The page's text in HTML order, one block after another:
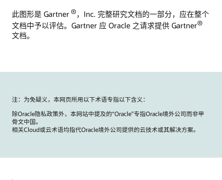
此图形是 Gartner ®，Inc. 完整研究文档的一部分，应在整个
文档中予以评估。Gartner 应 Oracle 之请求提供 Gartner®
文档。
注：为免疑义，本网页所用以下术语专指以下含义：
除Oracle隐私政策外，本网站中提及的“Oracle”专指Oracle境外公司而非甲
骨文中国。
相关Cloud或云术语均指代Oracle境外公司提供的云技术或其解决方案。